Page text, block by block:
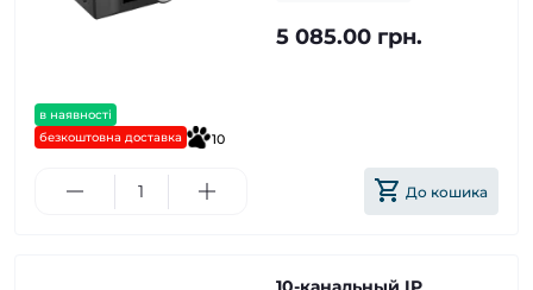
в наявності
безкоштовна доставка
10
5 085.00 грн.
До кошика